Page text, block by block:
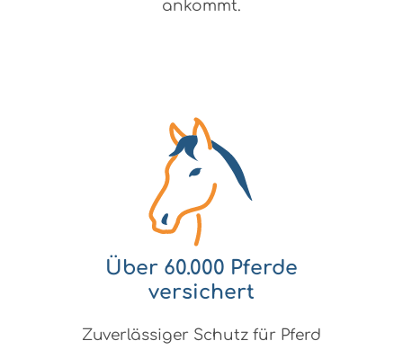
ankommt.
Über 60.000 Pferde
versichert
Zuverlässiger Schutz für Pferd